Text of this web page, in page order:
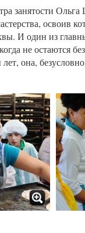
занятости
освоив
И один из
не остаются
она,